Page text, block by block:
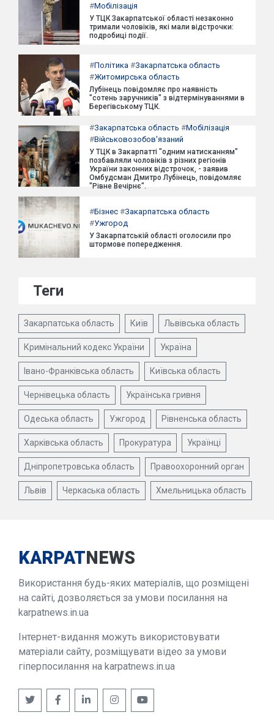
#Мобілізація
У ТЦК Закарпатської області незаконно
тримали чоловіків, які мали відстрочки:
подробиці події.
#Політика #Закарпатська область
#Житомирська область
Лубінець повідомляє про наявність
"сотень заручників" з відтермінуваннями в
Берегівському ТЦК.
#Закарпатська область #Мобілізація
#Військовозобов'язаний
У ТЦК в Закарпатті "одним натисканням"
позбавляли чоловіків з різних регіонів
України законних відстрочок, - заявив
Омбудсман Дмитро Лубінець, повідомляє
"Рівне Вечірнє".
#Бізнес #Закарпатська область
#Ужгород
У Закарпатській області оголосили про
штормове попередження.
Теги
Закарпатська область Київ Львівська область
Кримінальний кодекс України Україна
Івано-Франківська область Київська область
Чернівецька область Українська гривня
Одеська область Ужгород Рівненська область
Харківська область Прокуратура Українці
Дніпропетровська область Правоохоронний орган
Львів Черкаська область Хмельницька область
KARPATNEWS
Використання будь-яких матеріалів, що розміщені
на сайті, дозволяється за умови посилання на
karpatnews.in.ua
Інтернет-видання можуть використовувати
матеріали сайту, розміщувати відео за умови
гіперпосилання на karpatnews.in.ua